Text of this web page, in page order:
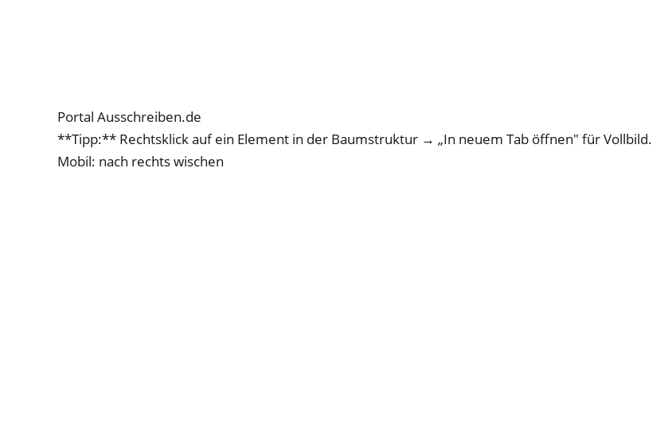
Portal Ausschreiben.de
**Tipp:** Rechtsklick auf ein Element in der Baumstruktur → „In neuem Tab öffnen" für Vollbild.
Mobil: nach rechts wischen